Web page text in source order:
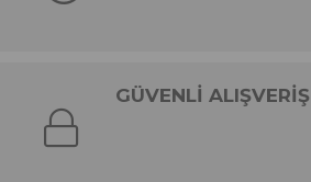
GÜVENLİ ALIŞVERİŞ